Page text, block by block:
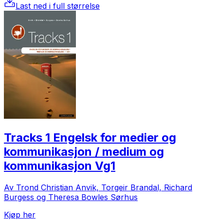
Last ned i full størrelse
Tracks 1 Engelsk for medier og
kommunikasjon / medium og
kommunikasjon Vg1
Av Trond Christian Anvik, Torgeir Brandal, Richard
Burgess og Theresa Bowles Sørhus
Kjøp her